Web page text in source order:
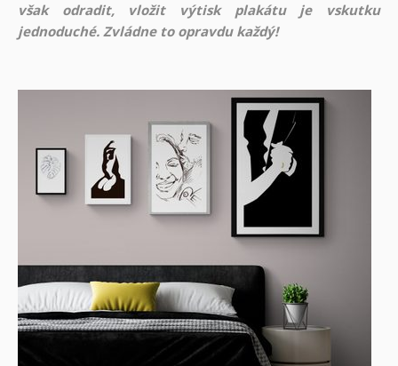
však odradit, vložit výtisk plakátu je vskutku
jednoduché. Zvládne to opravdu každý!